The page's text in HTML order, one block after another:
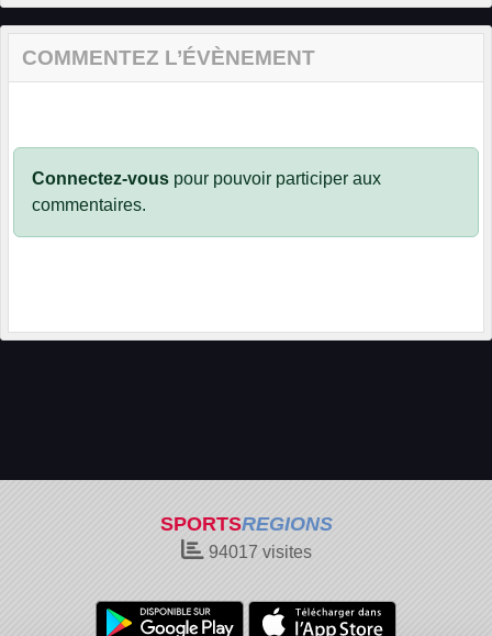
COMMENTEZ L’ÉVÈNEMENT
Connectez-vous pour pouvoir participer aux
commentaires.
SPORTSREGIONS
94017 visites